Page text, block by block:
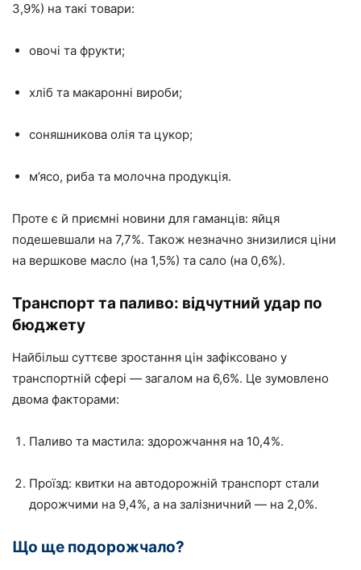
3,9%) на такі товари:
овочі та фрукти;
хліб та макаронні вироби;
соняшникова олія та цукор;
м’ясо, риба та молочна продукція.
Проте є й приємні новини для гаманців: яйця
подешевшали на 7,7%. Також незначно знизилися ціни
на вершкове масло (на 1,5%) та сало (на 0,6%).
Транспорт та паливо: відчутний удар по
бюджету
Найбільш суттєве зростання цін зафіксовано у
транспортній сфері — загалом на 6,6%. Це зумовлено
двома факторами:
Паливо та мастила: здорожчання на 10,4%.
Проїзд: квитки на автодорожній транспорт стали
дорожчими на 9,4%, а на залізничний — на 2,0%.
Що ще подорожчало?